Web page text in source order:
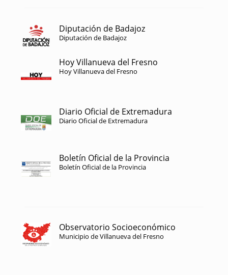
Diputación de Badajoz
Diputación de Badajoz
Hoy Villanueva del Fresno
Hoy Villanueva del Fresno
Diario Oficial de Extremadura
Diario Oficial de Extremadura
Boletín Oficial de la Provincia
Boletín Oficial de la Provincia
Observatorio Socioeconómico
Municipio de Villanueva del Fresno